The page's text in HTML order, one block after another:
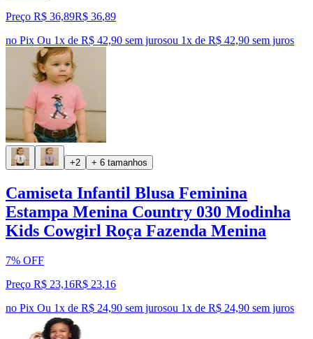
Preço R$ 36,89R$ 36,89
no Pix Ou 1x de R$ 42,90 sem jurosou 1x de R$ 42,90 sem juros
+2 + 6 tamanhos
Camiseta Infantil Blusa Feminina
Estampa Menina Country 030 Modinha
Kids Cowgirl Roça Fazenda Menina
7% OFF
Preço R$ 23,16R$ 23,16
no Pix Ou 1x de R$ 24,90 sem jurosou 1x de R$ 24,90 sem juros